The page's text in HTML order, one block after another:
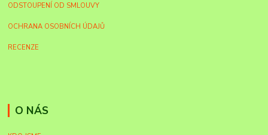
ODSTOUPENÍ OD SMLOUVY
OCHRANA OSOBNÍCH ÚDAJŮ
RECENZE
O NÁS